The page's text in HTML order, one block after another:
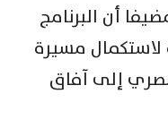
أن البرنامج
لاستكمال مسيرة
إلى آفاق